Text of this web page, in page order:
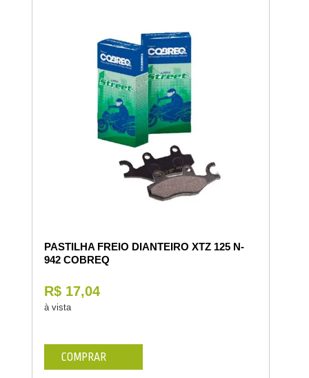
PASTILHA FREIO DIANTEIRO XTZ 125 N-
942 COBREQ
R$ 17,04
à vista
COMPRAR